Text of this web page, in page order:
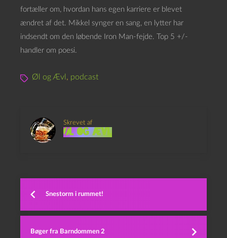
e
fortæller om, hvordan hans egen karriere er blevet
ændret af det. Mikkel synger en sang, en lytter har
indsendt om den løbende Iron Man-fejde. Top 5 +/-
handler om poesi.
Øl og Ævl , podcast
Skrevet af
Øl og Ævl
Snestorm i rummet!
Bøger fra Barndommen 2